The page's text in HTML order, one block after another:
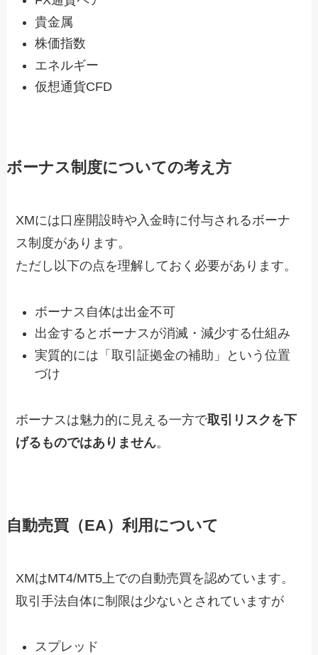
貴金属
株価指数
エネルギー
仮想通貨CFD
ボーナス制度についての考え方
XMには口座開設時や入金時に付与されるボーナ
ス制度があります。
ただし以下の点を理解しておく必要があります。
ボーナス自体は出金不可
出金するとボーナスが消滅・減少する仕組み
実質的には「取引証拠金の補助」という位置
づけ
ボーナスは魅力的に見える一方で取引リスクを下
げるものではありません。
自動売買（EA）利用について
XMはMT4/MT5上での自動売買を認めています。
取引手法自体に制限は少ないとされていますが
スプレッド